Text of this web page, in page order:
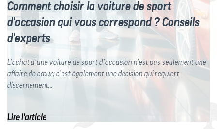
Comment choisir la voiture de sport
d'occasion qui vous correspond ? Conseils
d'experts
L’achat d’une voiture de sport d’occasion n’est pas seulement une
affaire de cœur; c’est également une décision qui requiert
discernement...
Lire l'article